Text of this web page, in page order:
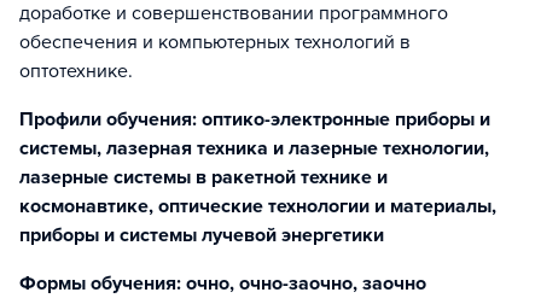
доработке и совершенствовании программного
обеспечения и компьютерных технологий в
оптотехнике.
Профили обучения: оптико-электронные приборы и
системы, лазерная техника и лазерные технологии,
лазерные системы в ракетной технике и
космонавтике, оптические технологии и материалы,
приборы и системы лучевой энергетики
Формы обучения: очно, очно-заочно, заочно